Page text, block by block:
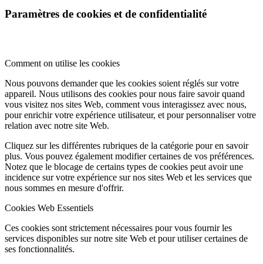
Paramètres de cookies et de confidentialité
Comment on utilise les cookies
Nous pouvons demander que les cookies soient réglés sur votre
appareil. Nous utilisons des cookies pour nous faire savoir quand
vous visitez nos sites Web, comment vous interagissez avec nous,
pour enrichir votre expérience utilisateur, et pour personnaliser votre
relation avec notre site Web.
Cliquez sur les différentes rubriques de la catégorie pour en savoir
plus. Vous pouvez également modifier certaines de vos préférences.
Notez que le blocage de certains types de cookies peut avoir une
incidence sur votre expérience sur nos sites Web et les services que
nous sommes en mesure d'offrir.
Cookies Web Essentiels
Ces cookies sont strictement nécessaires pour vous fournir les
services disponibles sur notre site Web et pour utiliser certaines de
ses fonctionnalités.